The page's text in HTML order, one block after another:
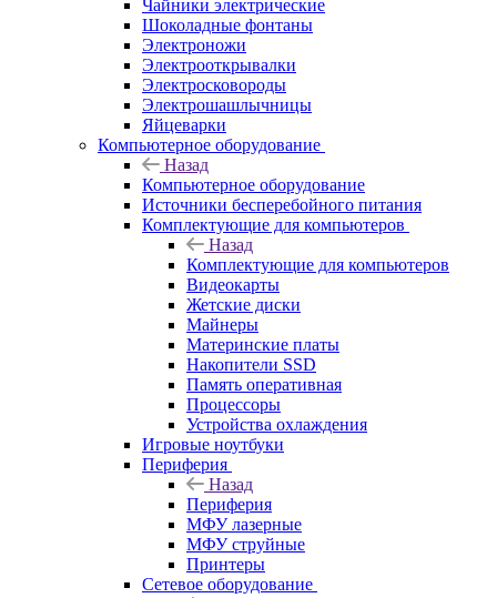
Чайники электрические
Шоколадные фонтаны
Электроножи
Электрооткрывалки
Электросковороды
Электрошашлычницы
Яйцеварки
Компьютерное оборудование
Назад
Компьютерное оборудование
Источники бесперебойного питания
Комплектующие для компьютеров
Назад
Комплектующие для компьютеров
Видеокарты
Жетские диски
Майнеры
Материнские платы
Накопители SSD
Память оперативная
Процессоры
Устройства охлаждения
Игровые ноутбуки
Периферия
Назад
Периферия
МФУ лазерные
МФУ струйные
Принтеры
Сетевое оборудование